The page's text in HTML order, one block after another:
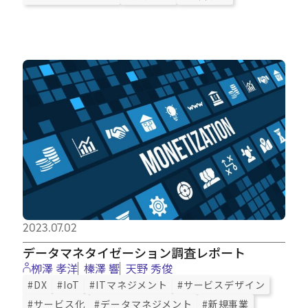
データマネタイゼーション調査レポート
2023.07.02
栁澤 孝洋 榛澤 響 天野 秀俊
#DX #IoT #ITマネジメント
#サービスデザイン
#サービス化
#データマネジメント #新規事業